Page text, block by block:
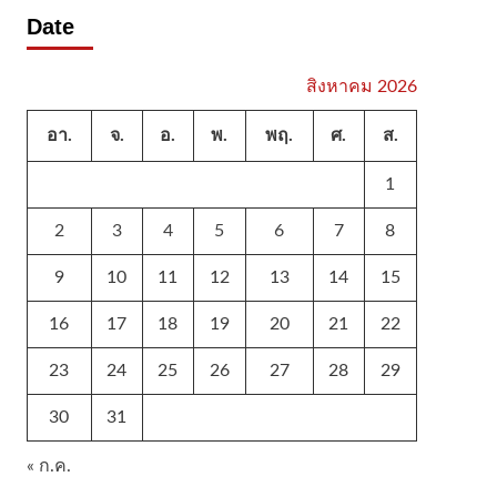
Date
สิงหาคม 2026
อา. จ. อ. พ. พฤ. ศ. ส.
1
2 3 4 5 6 7 8
9 10 11 12 13 14 15
16 17 18 19 20 21 22
23 24 25 26 27 28 29
30 31
« ก.ค.